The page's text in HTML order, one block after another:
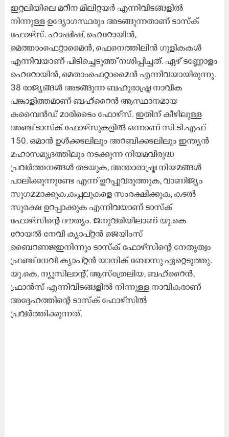
ഇറ്റലിയിലെ മറീന മിലിറ്റയർ എന്നിവിടങ്ങളിൽ
നിന്നുള്ള ഉദ്യോഗസ്ഥരും അടങ്ങുന്നതാണ് ടാസ്‌ക്
ഫോഴ്‌സ്. ഹാഷിഷ്, ഹെറോയിൻ,
മെത്താംഫെറ്റാമൈൻ, ഫെനെത്തിലിൻ ഗുളികകൾ
എന്നിവയാണ് പിടിച്ചെടുത്ത് നശിപ്പിച്ചത്. ഏഴ് ടണ്ണോളം
ഹെറോയിൻ, മെതാംഫെറ്റാമൈൻ എന്നിവയായിരുന്നു.
38 രാജ്യങ്ങൾ അടങ്ങുന്ന ബഹുരാഷ്ട്ര നാവിക
പങ്കാളിത്തമാണ് ബഹ്‌റൈൻ ആസ്ഥാനമായ
കമ്പൈൻഡ് മാരിടൈം ഫോഴ്‌സ്. ഇതിന് കീഴിലുള്ള
അഞ്ച് ടാസ്‌ക് ഫോഴ്‌സുകളിൽ ഒന്നാണ് സി.ടി.എഫ്
150. ഒമാൻ ഉൾക്കടലിലും അറബിക്കടലിലും ഇന്ത്യൻ
മഹാസമുദ്രത്തിലും നടക്കുന്ന നിയമവിരുദ്ധ
പ്രവർത്തനങ്ങൾ തടയുക, അന്താരാഷ്ട്ര നിയമങ്ങൾ
പാലിക്കുന്നുണ്ടേ എന്ന് ഉറപ്പുവരുത്തുക, വാണിജ്യം
സുഗമമാക്കുക,കപ്പലുകളെ സംരക്ഷിക്കുക, കടൽ
സുരക്ഷ ഉറപ്പാക്കുക എന്നിവയാണ് ടാസ്ക്
ഫോഴ്സിന്റെ ദൗത്യം. ജനുവരിയിലാണ് യു.കെ
റോയൽ നേവി ക്യാപ്റ്റൻ ജെയിംസ്
ബൈറണജഇനിന്നും ടാസ്‌ക് ഫോഴ്‌സിന്റെ നേതൃത്വം
ഫ്രഞ്ച് നേവി ക്യാപ്റ്റൻ യാനിക് ബോസു ഏറ്റെടുത്തു.
യു.കെ, ന്യൂസിലാന്റ്, ആസ്​​ത്രേലിയ, ബഹ്റൈൻ,
ഫ്രാൻസ് എന്നിവിടങ്ങളിൽ നിന്നുള്ള നാവികരാണ്
അദ്ദേഹത്തിന്റെ ടാസ്ക് ഫോഴ്സിൽ
പ്രവർത്തിക്കുന്നത്.